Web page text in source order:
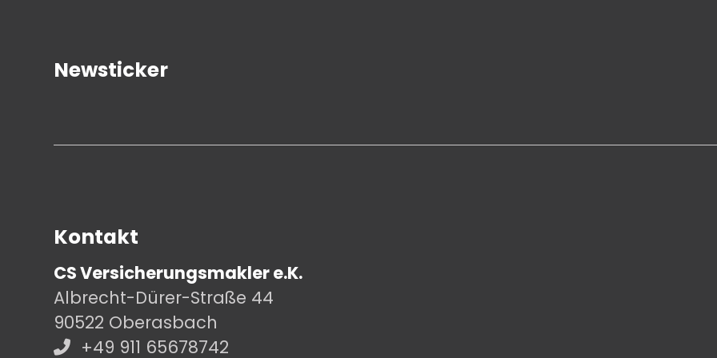
Newsticker
Kontakt
CS Versicherungsmakler e.K.
Albrecht-Dürer-Straße 44
90522 Oberasbach
+49 911 65678742